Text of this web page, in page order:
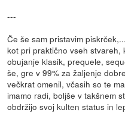
---
Če še sam pristavim
kot pri praktično vseh
obujanje klasik, prequele,
še, gre v 99% za žaljenje
večkrat omenil, včasih so te
imamo radi, boljše v takšnem
obdržijo svoj kulten status in